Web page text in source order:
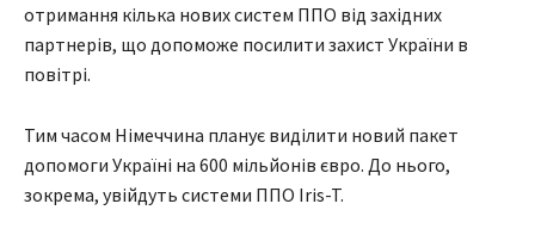
отримання кілька нових систем ППО від західних
партнерів, що допоможе посилити захист України в
повітрі.
Тим часом Німеччина планує виділити новий пакет
допомоги Україні на 600 мільйонів євро. До нього,
зокрема, увійдуть системи ППО Iris-T.